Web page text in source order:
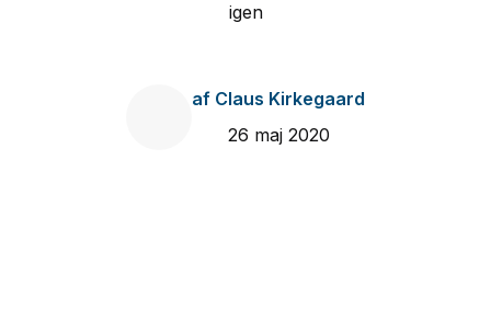
igen
af Claus Kirkegaard
26 maj 2020